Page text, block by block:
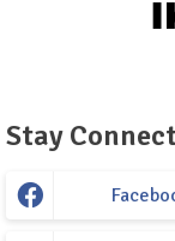
Stay